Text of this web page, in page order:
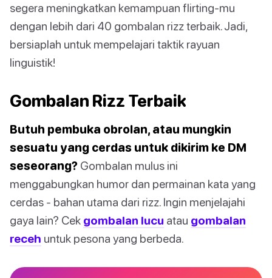
segera meningkatkan kemampuan flirting-mu
dengan lebih dari 40 gombalan rizz terbaik. Jadi,
bersiaplah untuk mempelajari taktik rayuan
linguistik!
Gombalan Rizz Terbaik
Butuh pembuka obrolan, atau mungkin
sesuatu yang cerdas untuk dikirim ke DM
seseorang? Gombalan mulus ini
menggabungkan humor dan permainan kata yang
cerdas - bahan utama dari rizz. Ingin menjelajahi
gaya lain? Cek gombalan lucu atau gombalan
receh untuk pesona yang berbeda.